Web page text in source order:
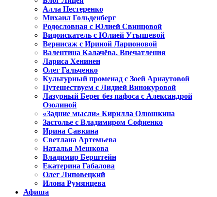
Алла Нестеренко
Михаил Гольденберг
Родословная с Юлией Свинцовой
Видоискатель с Юлией Утышевой
Вернисаж с Ириной Ларионовой
Валентина Калачёва. Впечатления
Лариса Хенинен
Олег Гальченко
Культурный променад с Зоей Арнаутовой
Путешествуем с Лидией Винокуровой
Лазурный Берег без пафоса с Александрой
Озолиной
«Задние мысли» Кирилла Олюшкина
Застолье с Владимиром Софиенко
Ирина Савкина
Светлана Артемьева
Наталья Мешкова
Владимир Берштейн
Екатерина Габалова
Олег Липовецкий
Илона Румянцева
Афиша